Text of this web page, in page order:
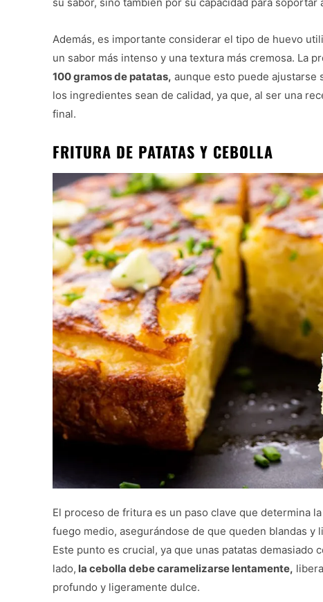
Además, es importante considerar el tipo de huevo
un sabor más intenso y una textura más cremosa. La
100 gramos de patatas, aunque esto puede ajustarse
los ingredientes sean de calidad, ya que, al ser una
final.
FRITURA DE PATATAS Y CEBOLLA
El proceso de fritura es un paso clave que determina
fuego medio, asegurándose de que queden blandas
Este punto es crucial, ya que unas patatas
lado, la cebolla debe caramelizarse lentamente,
profundo y ligeramente dulce.